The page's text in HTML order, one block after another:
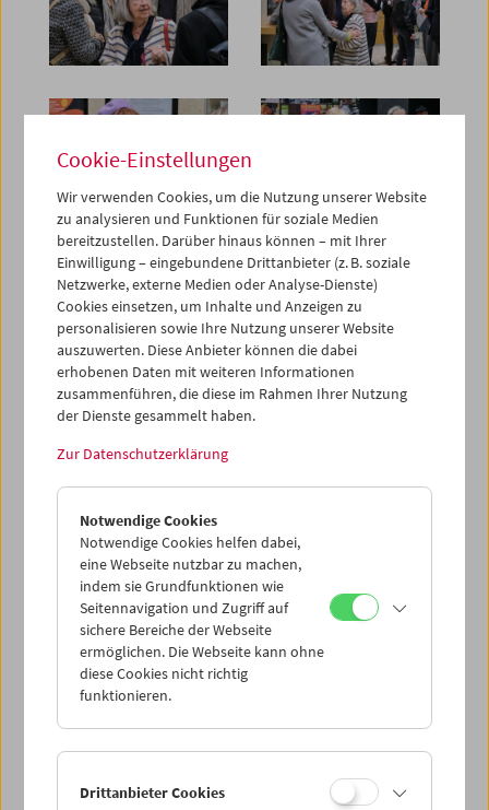
Cookie-Einstellungen
Wir verwenden Cookies, um die Nutzung unserer Website
zu analysieren und Funktionen für soziale Medien
bereitzustellen. Darüber hinaus können – mit Ihrer
Einwilligung – eingebundene Drittanbieter (z. B. soziale
Netzwerke, externe Medien oder Analyse-Dienste)
Cookies einsetzen, um Inhalte und Anzeigen zu
personalisieren sowie Ihre Nutzung unserer Website
auszuwerten. Diese Anbieter können die dabei
erhobenen Daten mit weiteren Informationen
zusammenführen, die diese im Rahmen Ihrer Nutzung
der Dienste gesammelt haben.
Zur Datenschutzerklärung
Notwendige Cookies
Notwendige Cookies helfen dabei,
eine Webseite nutzbar zu machen,
indem sie Grundfunktionen wie
Seitennavigation und Zugriff auf
sichere Bereiche der Webseite
ermöglichen. Die Webseite kann ohne
diese Cookies nicht richtig
funktionieren.
Drittanbieter Cookies